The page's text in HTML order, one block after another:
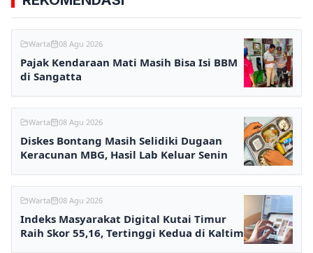
Warta 08 Agu 2026
Pajak Kendaraan Mati Masih Bisa Isi BBM
di Sangatta
Warta 08 Agu 2026
Diskes Bontang Masih Selidiki Dugaan
Keracunan MBG, Hasil Lab Keluar Senin
Warta 08 Agu 2026
Indeks Masyarakat Digital Kutai Timur
Raih Skor 55,16, Tertinggi Kedua di Kaltim